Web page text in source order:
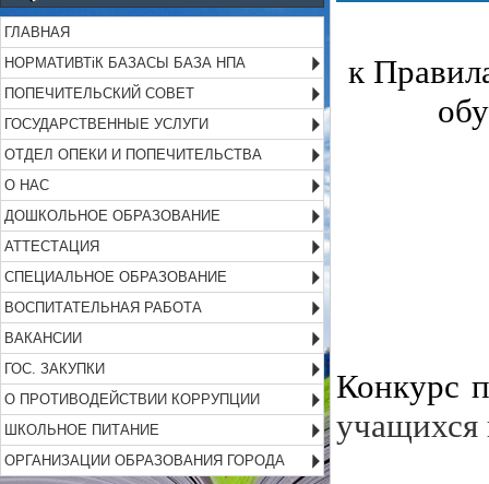
ГЛАВНАЯ
НОРМАТИВТіК БАЗАСЫ БАЗА НПА
ПОПЕЧИТЕЛЬСКИЙ СОВЕТ
ГОСУДАРСТВЕННЫЕ УСЛУГИ
ОТДЕЛ ОПЕКИ И ПОПЕЧИТЕЛЬСТВА
О НАС
ДОШКОЛЬНОЕ ОБРАЗОВАНИЕ
АТТЕСТАЦИЯ
СПЕЦИАЛЬНОЕ ОБРАЗОВАНИЕ
ВОСПИТАТЕЛЬНАЯ РАБОТА
ВАКАНСИИ
ГОС. ЗАКУПКИ
О ПРОТИВОДЕЙСТВИИ КОРРУПЦИИ
ШКОЛЬНОЕ ПИТАНИЕ
ОРГАНИЗАЦИИ ОБРАЗОВАНИЯ ГОРОДА
к
Конкурс
учащихся